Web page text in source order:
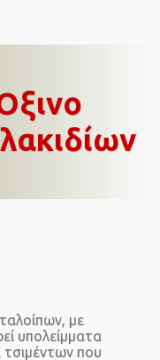
με
υπολείμματα
τσιμέντων που